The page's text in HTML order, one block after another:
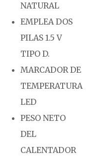
NATURAL
EMPLEA DOS
PILAS 1.5 V
TIPO D.
MARCADOR DE
TEMPERATURA
LED
PESO NETO
DEL
CALENTADOR